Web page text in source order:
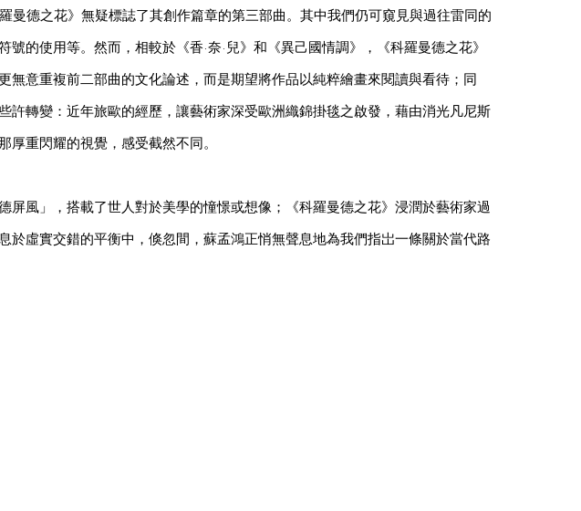
曼德之花》無疑標誌了其創作篇章的第三部曲。其中我們仍可窺見與過往雷同的
的使用等。然而，相較於《香·奈·兒》和《異己國情調》，《科羅曼德之花》
意重複前二部曲的文化論述，而是期望將作品以純粹繪畫來閱讀與看待；同
轉變：近年旅歐的經歷，讓藝術家深受歐洲織錦掛毯之啟發，藉由消光凡尼斯
厚重閃耀的視覺，感受截然不同。
風」，搭載了世人對於美學的憧憬或想像；《科羅曼德之花》浸潤於藝術家過
虛實交錯的平衡中，倏忽間，蘇孟鴻正悄無聲息地為我們指岀一條關於當代路